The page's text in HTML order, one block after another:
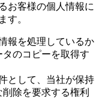
お客様の個人情報に
す。
報を処理しているか
のコピーを取得す
として、当社が保持
除を要求する権利